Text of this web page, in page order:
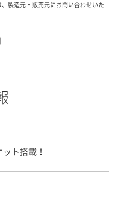
製造元・販売元にお問い合わせいた
ト搭載！